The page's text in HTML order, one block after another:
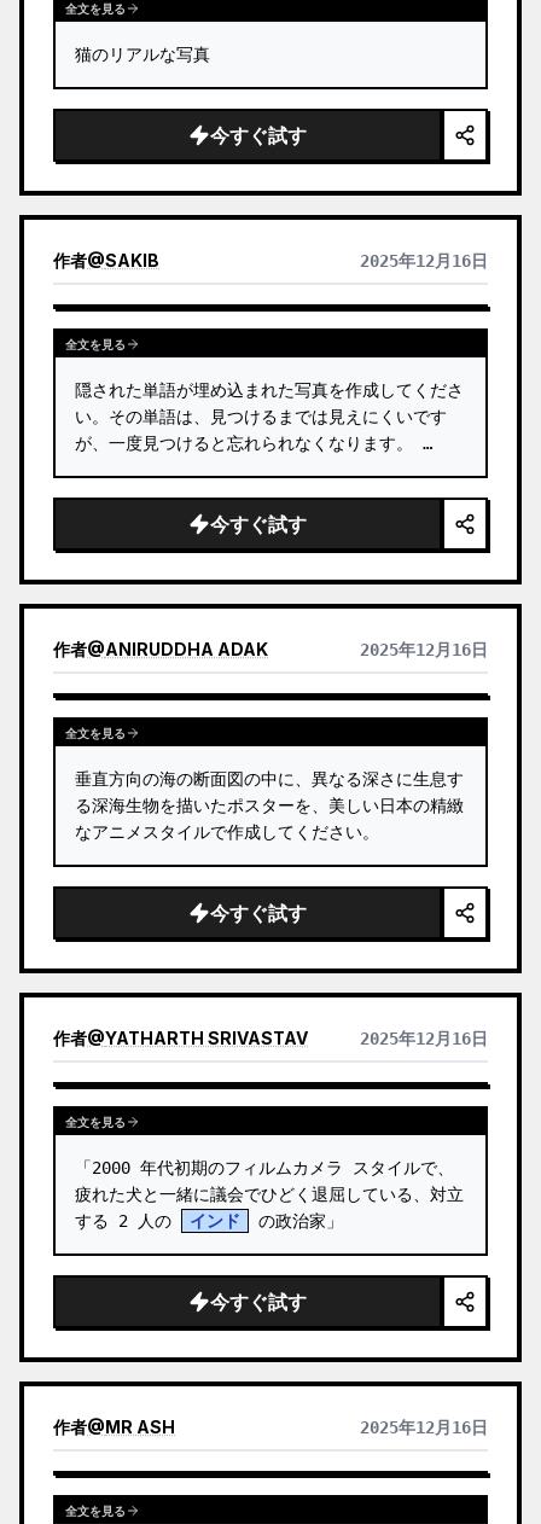
全文を見る
猫のリアルな写真
今すぐ試す
作者@SAKIB 2025年12月16日
全文を見る
隠された単語が埋め込まれた写真を作成してくださ
い。その単語は、見つけるまでは見えにくいです
が、一度見つけると忘れられなくなります。 …
今すぐ試す
作者@ANIRUDDHA ADAK 2025年12月16日
全文を見る
垂直方向の海の断面図の中に、異なる深さに生息す
る深海生物を描いたポスターを、美しい日本の精緻
なアニメスタイルで作成してください。
今すぐ試す
作者@YATHARTH SRIVASTAV 2025年12月16日
全文を見る
「2000 年代初期のフィルムカメラ スタイルで、
疲れた犬と一緒に議会でひどく退屈している、対立
する 2 人の
インド の政治家」
今すぐ試す
作者@MR ASH 2025年12月16日
全文を見る